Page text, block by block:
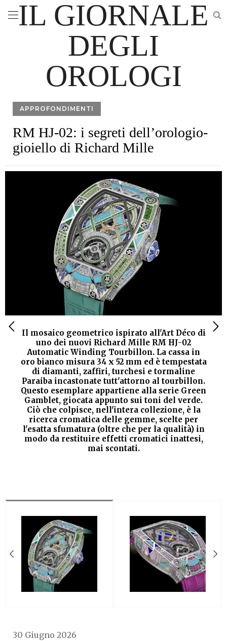
IL GIORNALE
DEGLI
OROLOGI
APPROFONDIMENTI
RM HJ-02: i segreti dell’orologio-
gioiello di Richard Mille
Il mosaico geometrico ispirato all'Art Déco di
uno dei nuovi Richard Mille RM HJ-02
Automatic Winding Tourbillon. La cassa in
oro bianco misura 34 x 52 mm ed è tempestata
di diamanti, zaffiri, turchesi e tormaline
Paraiba incastonate tutt'attorno al tourbillon.
Questo esemplare appartiene alla serie Green
Gamblet, giocata appunto sui toni del verde.
Ciò che colpisce, nell'intera collezione, è la
ricerca cromatica delle gemme, scelte per
l'esatta sfumatura (oltre che per la qualità) in
modo da restituire effetti cromatici inattesi,
mai scontati.
30 Giugno 2026